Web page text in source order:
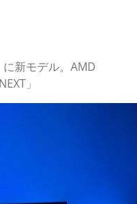
に新モデル。AMD
」